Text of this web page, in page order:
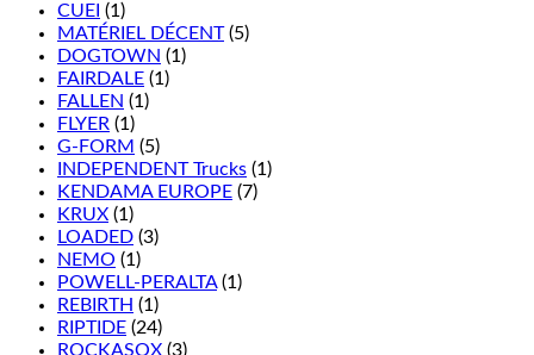
CUEI (1)
MATÉRIEL DÉCENT (5)
DOGTOWN (1)
FAIRDALE (1)
FALLEN (1)
FLYER (1)
G-FORM (5)
INDEPENDENT Trucks (1)
KENDAMA EUROPE (7)
KRUX (1)
LOADED (3)
NEMO (1)
POWELL-PERALTA (1)
REBIRTH (1)
RIPTIDE (24)
ROCKASOX (3)